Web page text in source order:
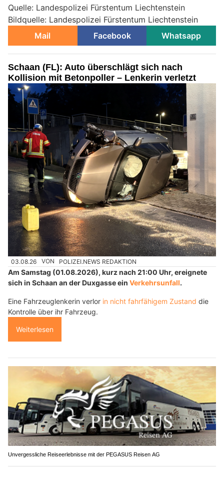
Quelle: Landespolizei Fürstentum Liechtenstein
Bildquelle: Landespolizei Fürstentum Liechtenstein
Mail
Facebook Whatsapp
Schaan (FL): Auto überschlägt sich nach
Kollision mit Betonpoller – Lenkerin verletzt
03.08.26 VON POLIZEI.NEWS REDAKTION
Am Samstag (01.08.2026), kurz nach 21:00 Uhr, ereignete
sich in Schaan an der Duxgasse ein Verkehrsunfall.
Eine Fahrzeuglenkerin verlor in nicht fahrfähigem Zustand die
Kontrolle über ihr Fahrzeug.
Weiterlesen
Unvergessliche Reiseerlebnisse mit der PEGASUS Reisen AG